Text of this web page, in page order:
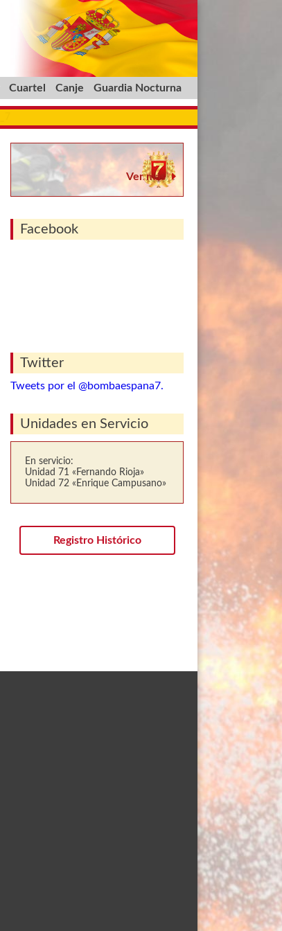
Cuartel Canje Guardia Nocturna
Ver más
Facebook
Twitter
Tweets por el @bombaespana7.
Unidades en Servicio
En servicio:
Unidad 71 «Fernando Rioja»
Unidad 72 «Enrique Campusano»
Registro Histórico